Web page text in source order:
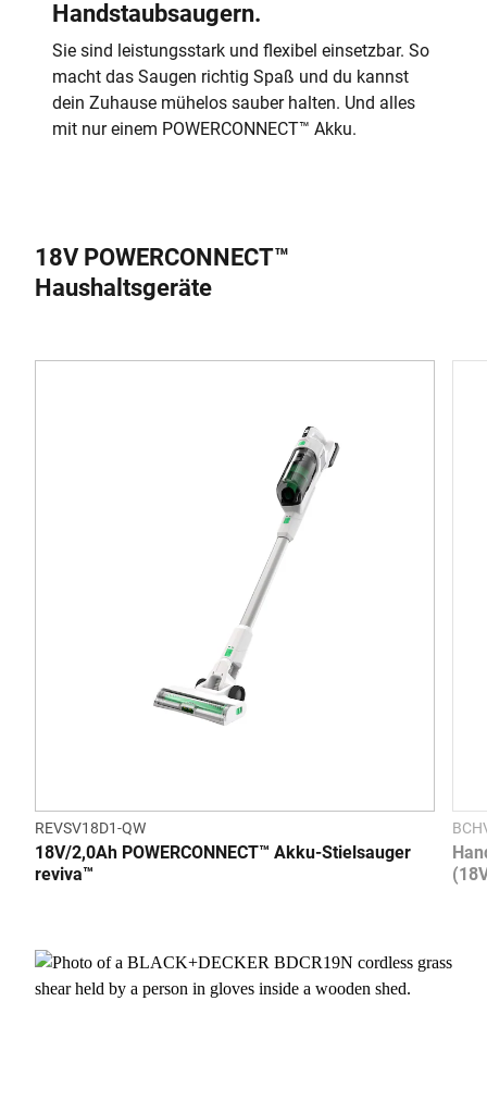
Handstaubsaugern.
Sie sind leistungsstark und flexibel einsetzbar. So
macht das Saugen richtig Spaß und du kannst
dein Zuhause mühelos sauber halten. Und alles
mit nur einem POWERCONNECT™ Akku.
18V POWERCONNECT™
Haushaltsgeräte
REVSV18D1-QW
18V/2,0Ah POWERCONNECT™ Akku-Stielsauger
reviva™